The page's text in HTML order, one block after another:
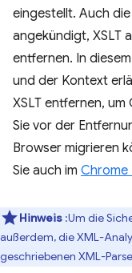
eingestellt. Auch
angekündigt, XSLT
entfernen. In
und der Kontext
XSLT entfernen,
Sie vor der
Browser migrieren
Sie auch im Chrome
Hinweis :Um die
außerdem, die XML-
geschriebenen XML-